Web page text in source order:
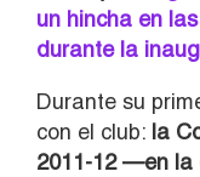
un hincha en
durante la
Durante su
con el club: la
2011-12 —en la